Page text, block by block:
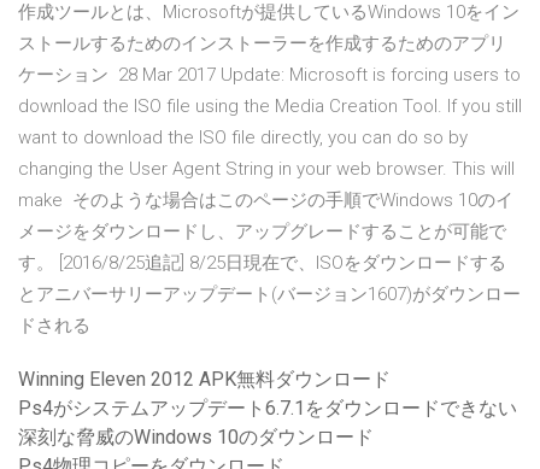
作成ツールとは、Microsoftが提供しているWindows 10をイン
ストールするためのインストーラーを作成するためのアプリ
ケーション 28 Mar 2017 Update: Microsoft is forcing users to
download the ISO file using the Media Creation Tool. If you still
want to download the ISO file directly, you can do so by
changing the User Agent String in your web browser. This will
make そのような場合はこのページの手順でWindows 10のイ
メージをダウンロードし、アップグレードすることが可能で
す。 [2016/8/25追記] 8/25日現在で、ISOをダウンロードする
とアニバーサリーアップデート(バージョン1607)がダウンロー
ドされる
Winning Eleven 2012 APK無料ダウンロード
Ps4がシステムアップデート6.7.1をダウンロードできない
深刻な脅威のWindows 10のダウンロード